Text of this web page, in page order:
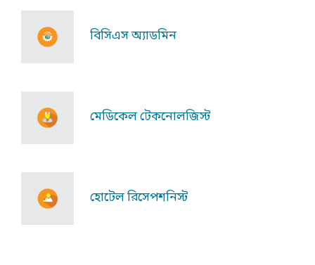
বিসিএস অ্যাডমিন
মেডিকেল টেকনোলজিস্ট
হোটেল রিসেপশনিস্ট